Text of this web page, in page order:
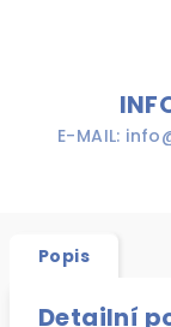
E-MAIL:
Popis
Detailní